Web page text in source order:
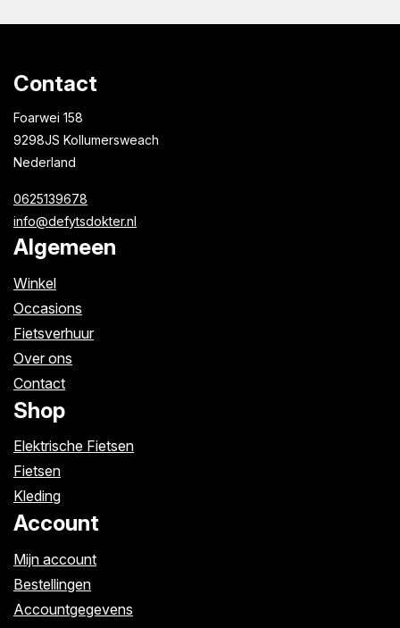
Contact
Foarwei 158
9298JS Kollumersweach
Nederland
0625139678
info@defytsdokter.nl
Algemeen
Winkel
Occasions
Fietsverhuur
Over ons
Contact
Shop
Elektrische Fietsen
Fietsen
Kleding
Account
Mijn account
Bestellingen
Accountgegevens